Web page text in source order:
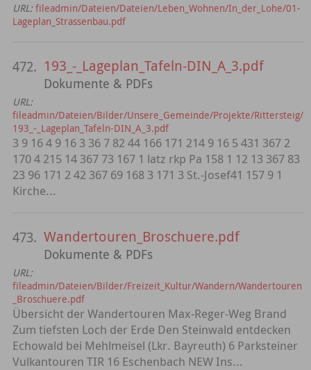
URL: fileadmin/Dateien/Dateien/Leben_Wohnen/In_der_Lohe/01-
Lageplan_Strassenbau.pdf
472. 193_-_Lageplan_Tafeln-DIN_A_3.pdf
Dokumente & PDFs
URL:
fileadmin/Dateien/Bilder/Unsere_Gemeinde/Projekte/Rittersteig/
193_-_Lageplan_Tafeln-DIN_A_3.pdf
3 9 16 4 9 16 3 36 7 82 44 166 171 214 9 16 5 431 367 2
170 4 215 14 367 73 167 1 latz rkp Pa 158 1 12 13 367 83
23 96 171 2 42 367 69 168 3 171 3 St.-Josef41 157 9 1
Kirche...
473. Wandertouren_Broschuere.pdf
Dokumente & PDFs
URL:
fileadmin/Dateien/Bilder/Freizeit_Kultur/Wandern/Wandertouren
_Broschuere.pdf
Übersicht der Wandertouren Max-Reger-Weg Brand
Zum tiefsten Loch der Erde Den Steinwald entdecken
Echowald bei Mehlmeisel (Lkr. Bayreuth) 6 Parksteiner
Vulkantouren TIR 16 Eschenbach NEW Ins...